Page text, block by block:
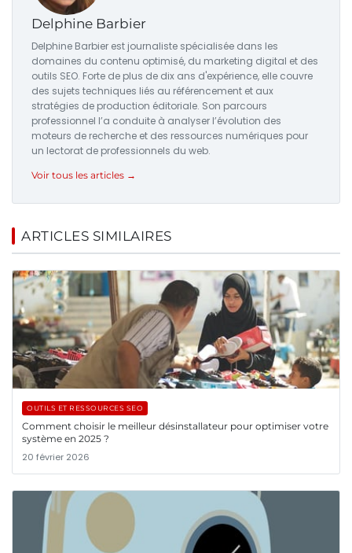
Delphine Barbier
Delphine Barbier est journaliste spécialisée dans les
domaines du contenu optimisé, du marketing digital et des
outils SEO. Forte de plus de dix ans d'expérience, elle couvre
des sujets techniques liés au référencement et aux
stratégies de production éditoriale. Son parcours
professionnel l’a conduite à analyser l’évolution des
moteurs de recherche et des ressources numériques pour
un lectorat de professionnels du web.
Voir tous les articles →
ARTICLES SIMILAIRES
OUTILS ET RESSOURCES SEO
Comment choisir le meilleur désinstallateur pour optimiser votre
système en 2025 ?
20 février 2026